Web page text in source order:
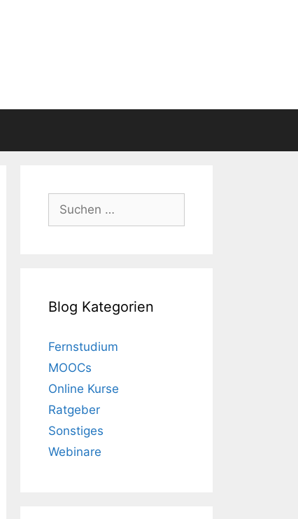
Suchen
nach:
Blog Kategorien
Fernstudium
MOOCs
Online Kurse
Ratgeber
Sonstiges
Webinare